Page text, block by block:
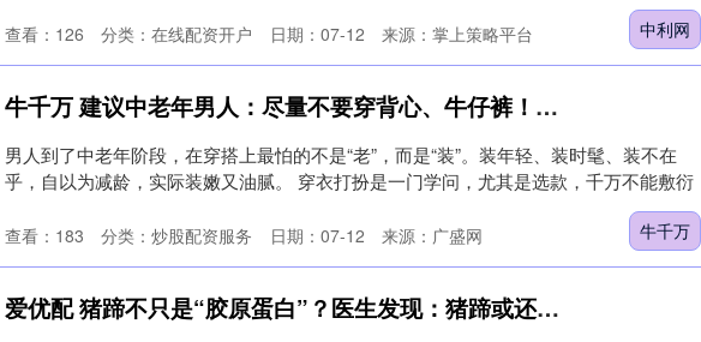
中利网
日期：07-12 来源：掌上策略平台
查看： 126 分类： 在线配资开户
牛千万 建议中老年男人：尽量不要穿背心、牛仔裤！自以为年轻，实际油腻
男人到了中老年阶段，在穿搭上最怕的不是“老”，而是“装”。装年轻、装时髦、装不在
乎，自以为减龄，实际装嫩又油腻。 穿衣打扮是一门学问，尤其是选款，千万不能敷衍
牛千万
日期：07-12 来源：广盛网
查看： 183 分类： 炒股配资服务
爱优配 猪蹄不只是“胶原蛋白”？医生发现：猪蹄或还有这4种健康秘密
1122.88 3.42 0.30% 创业板指 3515.56 -19.58 -0.55%